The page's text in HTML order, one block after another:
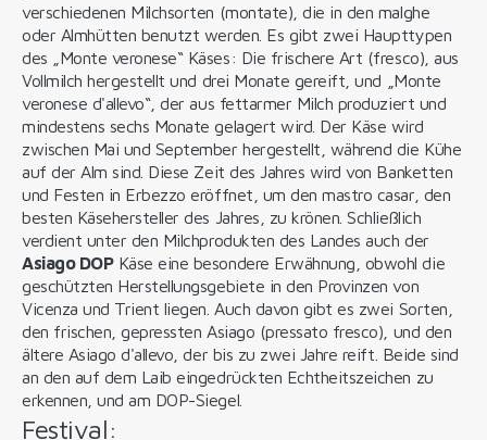
verschiedenen Milchsorten (montate), die in den malghe
oder Almhütten benutzt werden. Es gibt zwei Haupttypen
des „Monte veronese“ Käses: Die frischere Art (fresco), aus
Vollmilch hergestellt und drei Monate gereift, und „Monte
veronese d'allevo“, der aus fettarmer Milch produziert und
mindestens sechs Monate gelagert wird. Der Käse wird
zwischen Mai und September hergestellt, während die Kühe
auf der Alm sind. Diese Zeit des Jahres wird von Banketten
und Festen in Erbezzo eröffnet, um den mastro casar, den
besten Käsehersteller des Jahres, zu krönen. Schließlich
verdient unter den Milchprodukten des Landes auch der
Asiago DOP Käse eine besondere Erwähnung, obwohl die
geschützten Herstellungsgebiete in den Provinzen von
Vicenza und Trient liegen. Auch davon gibt es zwei Sorten,
den frischen, gepressten Asiago (pressato fresco), und den
ältere Asiago d'allevo, der bis zu zwei Jahre reift. Beide sind
an den auf dem Laib eingedrückten Echtheitszeichen zu
erkennen, und am DOP-Siegel.
Festival: